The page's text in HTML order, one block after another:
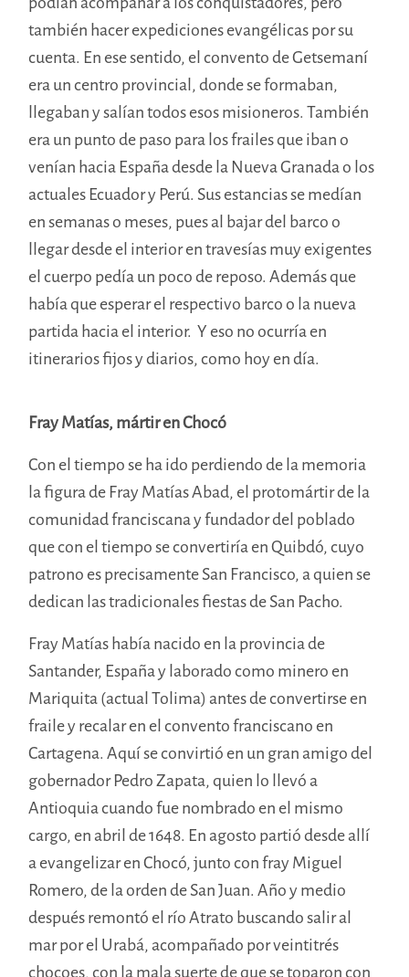
también hacer expediciones evangélicas por su
cuenta. En ese sentido, el convento de Getsemaní
era un centro provincial, donde se formaban,
llegaban y salían todos esos misioneros. También
era un punto de paso para los frailes que iban o
venían hacia España desde la Nueva Granada o los
actuales Ecuador y Perú. Sus estancias se medían
en semanas o meses, pues al bajar del barco o
llegar desde el interior en travesías muy exigentes
el cuerpo pedía un poco de reposo. Además que
había que esperar el respectivo barco o la nueva
partida hacia el interior. Y eso no ocurría en
itinerarios fijos y diarios, como hoy en día.
Fray Matías, mártir en Chocó
Con el tiempo se ha ido perdiendo de la memoria
la figura de Fray Matías Abad, el protomártir de la
comunidad franciscana y fundador del poblado
que con el tiempo se convertiría en Quibdó, cuyo
patrono es precisamente San Francisco, a quien se
dedican las tradicionales fiestas de San Pacho.
Fray Matías había nacido en la provincia de
Santander, España y laborado como minero en
Mariquita (actual Tolima) antes de convertirse en
fraile y recalar en el convento franciscano en
Cartagena. Aquí se convirtió en un gran amigo del
gobernador Pedro Zapata, quien lo llevó a
Antioquia cuando fue nombrado en el mismo
cargo, en abril de 1648. En agosto partió desde allí
a evangelizar en Chocó, junto con fray Miguel
Romero, de la orden de San Juan. Año y medio
después remontó el río Atrato buscando salir al
mar por el Urabá, acompañado por veintitrés
chocoes, con la mala suerte de que se toparon con